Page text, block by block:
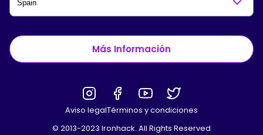
Más Información
Aviso legalTérminos y condiciones
© 2013-2023 Ironhack. All Rights Reserved